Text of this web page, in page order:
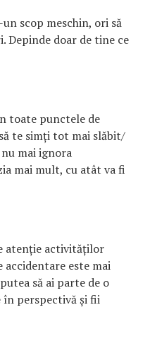
scop meschin, ori să
Depinde doar de tine ce
toate punctele de
te simți tot mai slăbit/
mai ignora
mai mult, cu atât va fi
atenție activităților
accidentare este mai
să ai parte de o
în perspectivă și fii